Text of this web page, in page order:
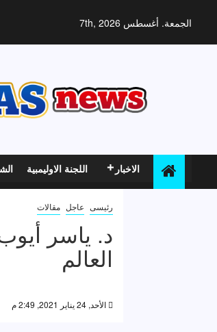
الجمعة. أغسطس 7th, 2026
الاخبار اللجنة الاوليمبية
رئيسى عاجل مقالات
د. ياسر
العالم
الأحد, 24 يناير 2021, 2:49 م